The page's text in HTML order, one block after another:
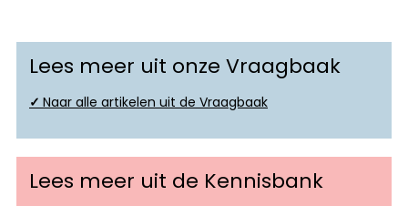
Lees meer uit onze Vraagbaak
✓ Naar alle artikelen uit de Vraagbaak
Lees meer uit de Kennisbank